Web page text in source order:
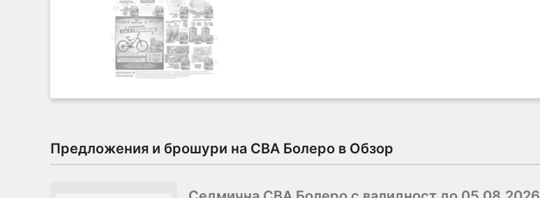
Предложения и брошури на CBA Болеро в Обзор